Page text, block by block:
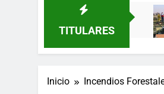
TITULARES
Inicio Incendios